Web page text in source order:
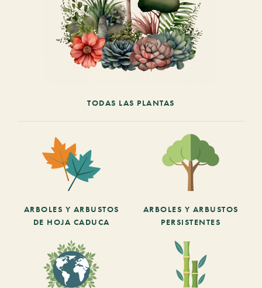
TODAS LAS PLANTAS
ARBOLES Y ARBUSTOS
DE HOJA CADUCA
ARBOLES Y ARBUSTOS
PERSISTENTES